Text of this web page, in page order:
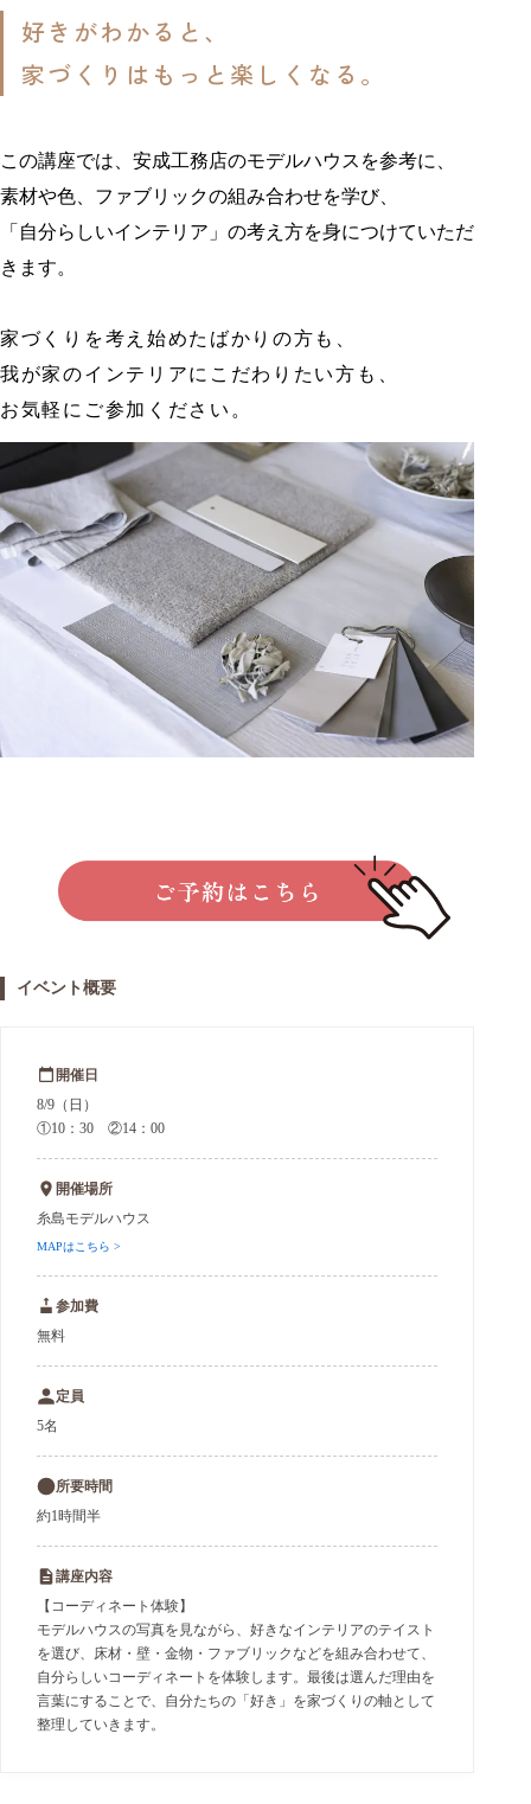
好きがわかると、
家づくりはもっと楽しくなる。
この講座では、安成工務店のモデルハウスを参考に、
素材や色、ファブリックの組み合わせを学び、
「自分らしいインテリア」の考え方を身につけていただ
きます。
家づくりを考え始めたばかりの方も、
我が家のインテリアにこだわりたい方も、
お気軽にご参加ください。
イベント概要
開催日
8/9（日）
①10：30 ②14：00
開催場所
糸島モデルハウス
MAPはこちら >
参加費
無料
定員
5名
所要時間
約1時間半
講座内容
【コーディネート体験】
モデルハウスの写真を見ながら、好きなインテリアのテイスト
を選び、床材・壁・金物・ファブリックなどを組み合わせて、
自分らしいコーディネートを体験します。最後は選んだ理由を
言葉にすることで、自分たちの「好き」を家づくりの軸として
整理していきます。